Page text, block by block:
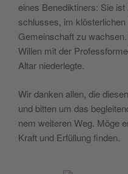
eines Bene­dik­ti­ners: Sie
schlus­ses, im
Gemein­schaft zu
Wil­len mit der
Altar niederlegte.
Wir dan­ken allen, die
und bit­ten um das
nem wei­te­ren Weg. Möge
Kraft und Erfül­lung finden.